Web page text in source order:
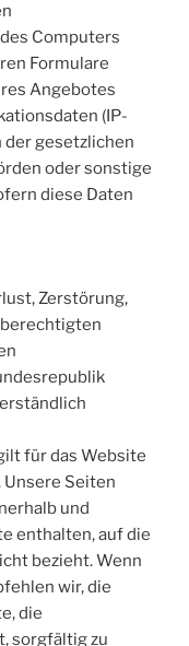
Computers
Formulare
Angebotes
(IP-
der gesetzlichen
oder sonstige
diese Daten
Zerstörung,
für das Website
Seiten
und
enthalten, auf die
bezieht. Wenn
wir, die
die
sorgfältig zu